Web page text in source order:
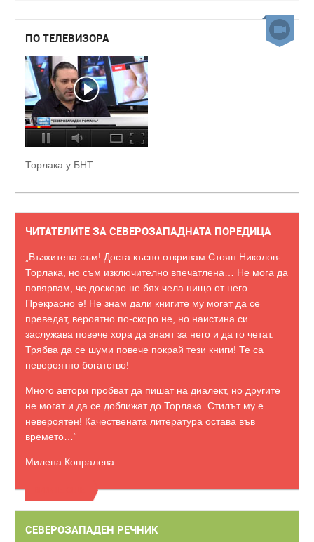
ПО ТЕЛЕВИЗОРА
Торлака у БНТ
ЧИТАТЕЛИТЕ ЗА СЕВЕРОЗАПАДНАТА ПОРЕДИЦА
„Възхитена съм! Доста късно откривам Стоян Николов-
Торлака, но съм изключително впечатлена… Не мога да
повярвам, че доскоро не бях чела нищо от него.
Прекрасно е! Не знам дали книгите му могат да се
преведат, вероятно по-скоро не, но наистина си
заслужава повече хора да знаят за него и да го четат.
Трябва да се шуми повече покрай тези книги! Те са
невероятно богатство!
Много автори пробват да пишат на диалект, но другите
не могат и да се доближат до Торлака. Стилът му е
невероятен! Качествената литература остава във
времето…“
Милена Копралева
СЕВЕРОЗАПАДЕН РЕЧНИК